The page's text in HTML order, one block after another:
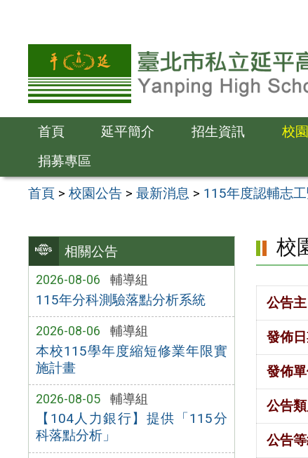
容
首頁 延平簡介 招生資訊 校
捐募專區
首頁 >校園公告 >最新消息 > 115年度認輔志
相關公告
2026-08-06 輔導組
115年分科測驗落點分析系統
2026-08-06 輔導組
本校115學年度縮短修業年限實
施計畫
2026-08-05 輔導組
【104人力銀行】提供「115分
科落點分析」
校
公告
發佈
發佈
公告類
公告